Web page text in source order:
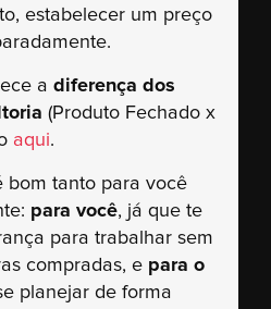
estabelecer um preço
a diferença dos
(Produto Fechado x
aqui.
bom tanto para você
para você, já que te
para trabalhar sem
compradas, e para o
planejar de forma